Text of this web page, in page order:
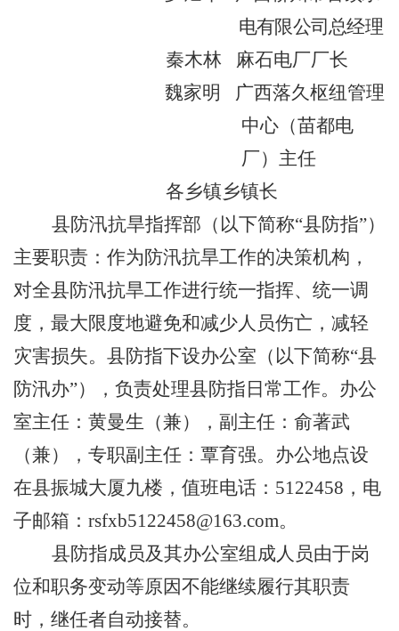
电有限公司总经理
秦木林
麻石电厂厂长
魏家明
广西落久枢纽管理
中心（苗都电
厂）主任
各乡镇乡镇长
县防汛抗旱指挥部（以下简称“县防指”）
主要职责：作为防汛抗旱工作的决策机构，
对全县防汛抗旱工作进行统一指挥、统一调
度，最大限度地避免和减少人员伤亡，减轻
灾害损失。县防指下设办公室（以下简称“县
防汛办”），负责处理县防指日常工作。办公
室主任：黄曼生（兼），副主任：俞著武
（兼），专职副主任：覃育强。办公地点设
在县振城大厦九楼，值班电话： 5122458 ，电
子邮箱： rsfxb5122458@163.com。
县防指成员及其办公室组成人员由于岗
位和职务变动等原因不能继续履行其职责
时，继任者自动接替。